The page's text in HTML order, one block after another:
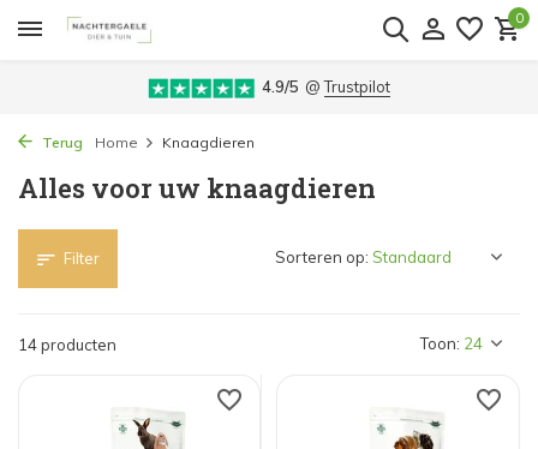
0
4.9/5 @Trustpilot
Terug Home Knaagdieren
Alles voor uw knaagdieren
Filter
14 producten Toon:
Sorteren op: